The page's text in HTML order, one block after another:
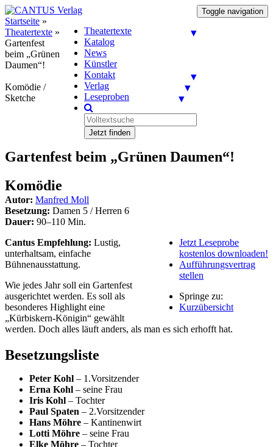
Toggle navigation
Theatertexte
Katalog
News
Künstler
Kontakt
Verlag
Leseproben
Jetzt finden
Startseite »
Theatertexte »
Gartenfest
beim „Grünen
Daumen“!
Komödie /
Sketche
Gartenfest beim „Grünen Daumen“!
Komödie
Autor: Manfred Moll
Besetzung: Damen 5 / Herren 6
Dauer: 90–110 Min.
Jetzt Leseprobe
kostenlos downloaden!
Aufführungsvertrag
stellen
Springe zu:
Kurzübersicht
Cantus Empfehlung: Lustig,
unterhaltsam, einfache
Bühnenausstattung.
Wie jedes Jahr soll ein Gartenfest
ausgerichtet werden. Es soll als
besonderes Highlight eine
„Kürbiskern-Königin“ gewählt
werden. Doch alles läuft anders, als man es sich erhofft hat.
Besetzungsliste
Peter Kohl – 1.Vorsitzender
Erna Kohl – seine Frau
Iris Kohl – Tochter
Paul Spaten – 2.Vorsitzender
Hans Möhre – Kantinenwirt
Lotti Möhre – seine Frau
Elke Möhre – Tochter